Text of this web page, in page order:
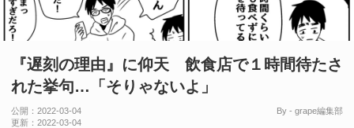
『遅刻の理由』に仰天 飲食店で１時間待たさ
れた挙句…「そりゃないよ」
公開： 2022-03-04
更新： 2022-03-04
By - grape編集部